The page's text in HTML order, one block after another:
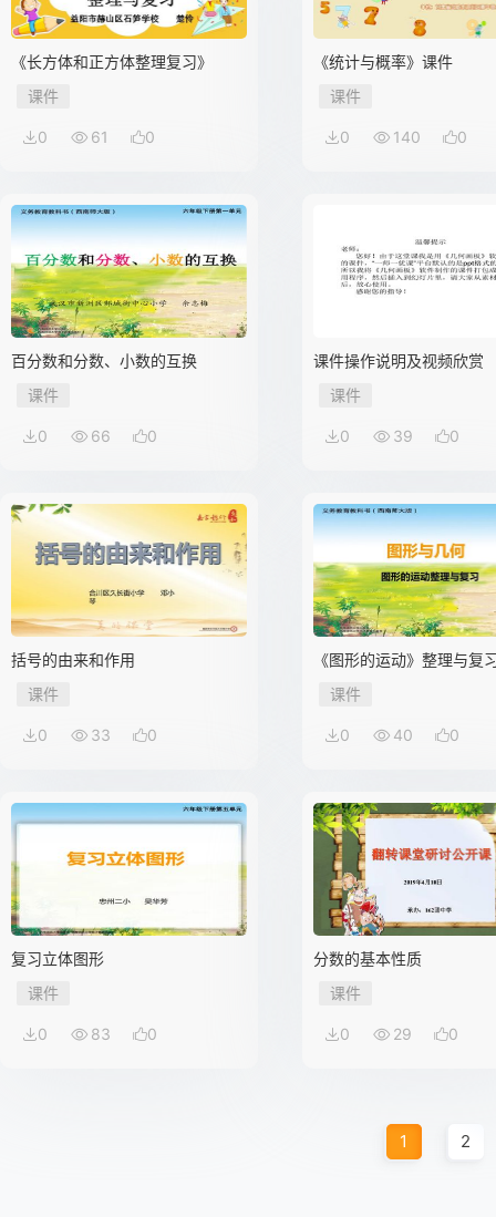
《长方体和正方体整理复习》
课件
0 61 0
《统计与概率》课件
课件
0 140 0
百分数和分数、小数的互换
课件
0 66 0
课件操作说明及视频欣赏
课件
0 39 0
括号的由来和作用
课件
0 33 0
《图形的运动》整理与复
课件
0 40 0
复习立体图形
课件
0 83 0
分数的基本性质
课件
0 29 0
1 2